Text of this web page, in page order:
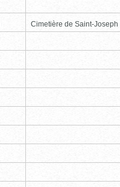
Cimetière de Saint-Joseph